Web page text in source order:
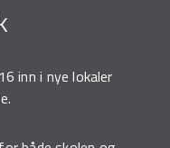
inn i nye lokaler